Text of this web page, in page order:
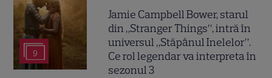
9
Jamie Campbell Bower, starul
din „Stranger Things”, intră în
universul „Stăpânul Inelelor”.
Ce rol legendar va interpreta în
sezonul 3